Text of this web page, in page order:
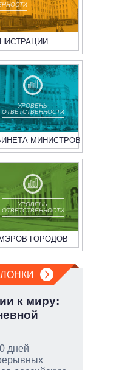
УРОВЕНЬ
ОТВЕТСТВЕННОСТИ
МИНИСТРОВ
УРОВЕНЬ
ОТВЕТСТВЕННОСТИ
МЭРОВ ГОРОДОВ
к миру:
дней